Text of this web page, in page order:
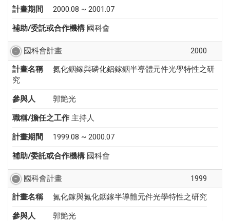
計畫期間 2000.08 ~ 2001.07
補助/委託或合作機構 國科會
國科會計畫
2000
計畫名稱
氮化銦鎵與磷化鋁鎵銦半導體元件光學特性之研
究
參與人 郭艶光
職稱/擔任之工作 主持人
計畫期間 1999.08 ~ 2000.07
補助/委託或合作機構 國科會
國科會計畫
1999
計畫名稱
氮化鎵與氮化銦鎵半導體元件光學特性之研究
參與人 郭艶光